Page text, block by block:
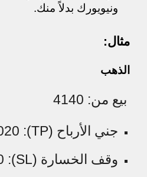
ونيويورك بدلاً منك.
مثال:
الذهب
بيع من: 4140
جني الأرباح (TP): 4
20
وقف الخسارة (SL): 4180